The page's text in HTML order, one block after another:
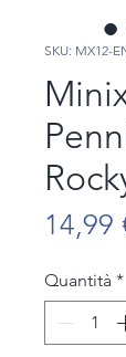
SKU: MX12-
14,99
Quantità *